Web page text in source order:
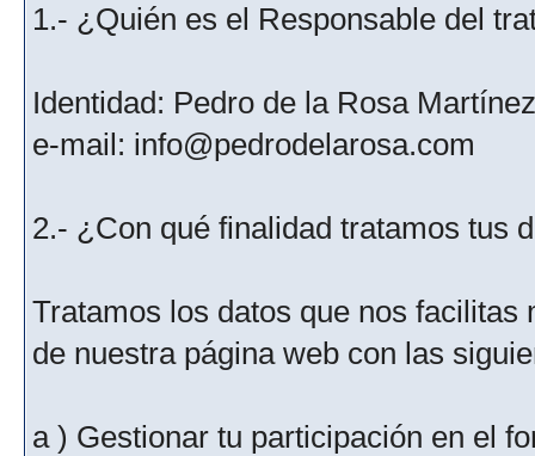
1.- ¿Quién es el Responsable del
Identidad: Pedro de la Rosa Martínez
e-mail: info@pedrodelarosa.com
2.- ¿Con qué finalidad tratamos tus
Tratamos los datos que nos
de nuestra página web con las
a ) Gestionar tu participación en el